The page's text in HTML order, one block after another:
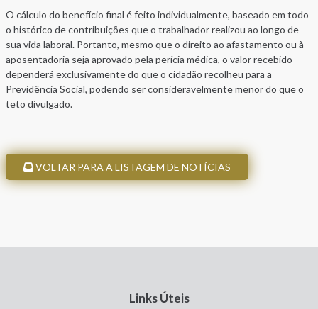
O cálculo do benefício final é feito individualmente, baseado em todo
o histórico de contribuições que o trabalhador realizou ao longo de
sua vida laboral. Portanto, mesmo que o direito ao afastamento ou à
aposentadoria seja aprovado pela perícia médica, o valor recebido
dependerá exclusivamente do que o cidadão recolheu para a
Previdência Social, podendo ser consideravelmente menor do que o
teto divulgado.
VOLTAR PARA A LISTAGEM DE NOTÍCIAS
Links Úteis